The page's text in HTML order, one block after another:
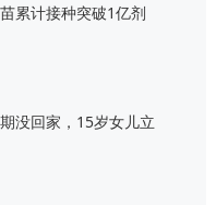
累计接种突破1亿剂
没回家，15岁女儿立